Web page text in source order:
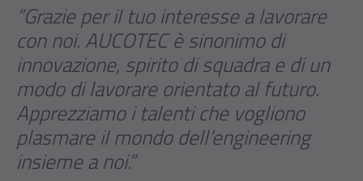
“Grazie per il tuo interesse a lavorare
con noi. AUCOTEC è sinonimo di
innovazione, spirito di squadra e di un
modo di lavorare orientato al futuro.
Apprezziamo i talenti che vogliono
plasmare il mondo dell’engineering
insieme a noi.”